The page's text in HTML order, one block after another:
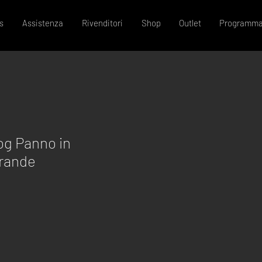
Assistenza Rivenditori Shop Outlet
Panno in